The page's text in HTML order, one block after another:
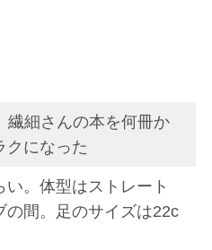
繊細さんの本を何冊か
クになった
い。体型はストレート
の間。足のサイズは22c